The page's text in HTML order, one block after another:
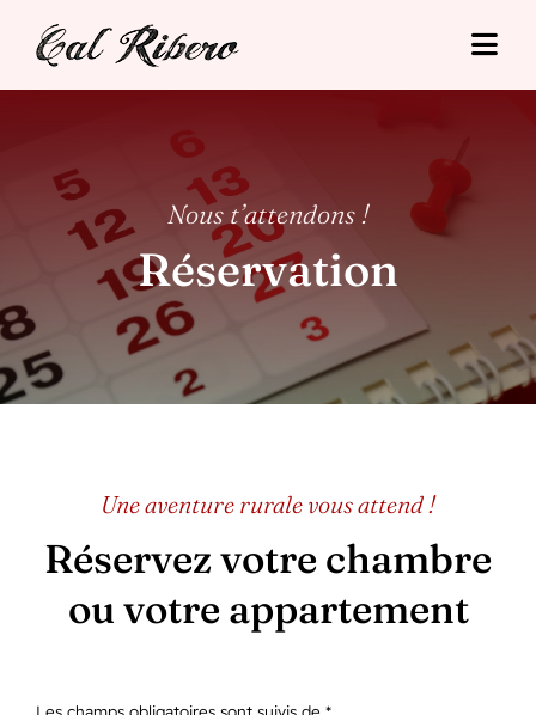
Hébergements
Tourisme
Tarifs
Situació
Réservation en ligne
Nous t’attendons !
Réservation
Une aventure rurale vous attend !
Réservez votre chambre
ou votre appartement